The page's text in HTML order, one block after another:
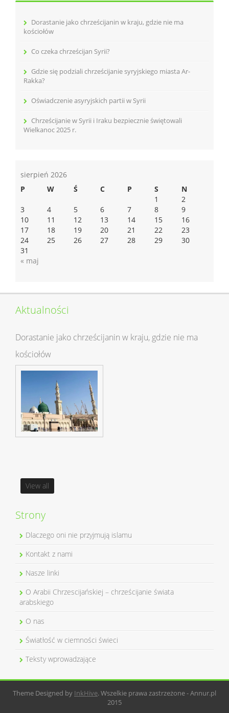
Dorastanie jako chrześcijanin w kraju, gdzie nie ma
kościołów
Co czeka chrześcijan Syrii?
Gdzie się podziali chrześcijanie syryjskiego miasta Ar-
Rakka?
Oświadczenie asyryjskich partii w Syrii
Chrześcijanie w Syrii i Iraku bezpiecznie świętowali
Wielkanoc 2025 r.
sierpień 2026
P
W Ś C P S N
« maj
1
2
3
4 5 6 7 8
9
10
11 12 13 14 15
16
17
18 19 20 21 22
23
24
25 26 27 28 29
30
31
Aktualności
Dorastanie jako chrześcijanin w kraju, gdzie nie ma
kościołów
View all
Strony
Dlaczego oni nie przyjmują islamu
Kontakt z nami
Nasze linki
O Arabii Chrzescijańskiej – chrześcijanie świata
arabskiego
O nas
Światłość w ciemności świeci
Teksty wprowadzające
Theme Designed by InkHive. Wszelkie prawa zastrzeżone - Annur.pl
2015